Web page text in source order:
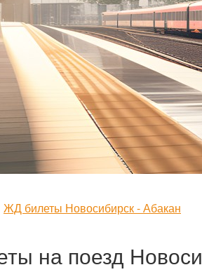
ЖД билеты Новосибирск - Абакан
на поезд